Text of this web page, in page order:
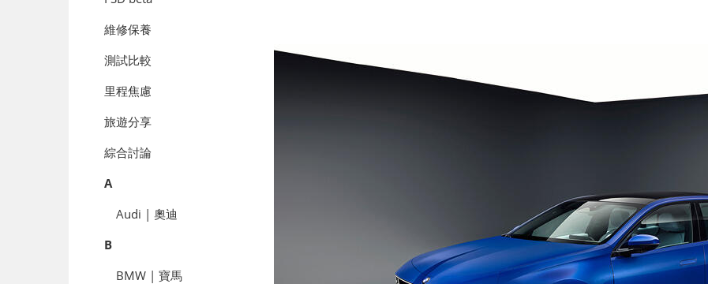
維修保養
測試比較
里程焦慮
旅遊分享
綜合討論
A
Audi | 奧迪
B
BMW | 寶馬